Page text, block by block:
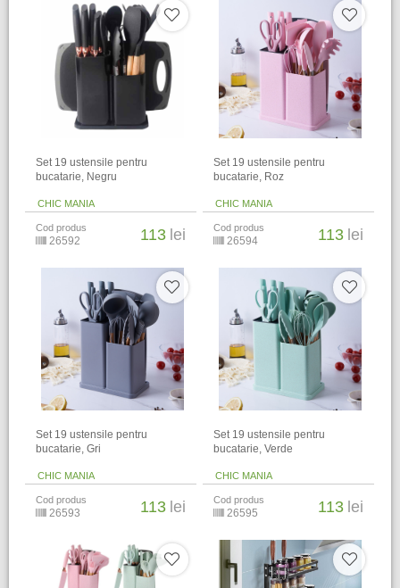
Set 19 ustensile pentru
bucatarie, Negru
CHIC MANIA
Cod produs
26592 113 lei
Set 19 ustensile pentru
bucatarie, Roz
CHIC MANIA
Cod produs
26594 113 lei
Set 19 ustensile pentru
bucatarie, Gri
CHIC MANIA
Cod produs
26593 113 lei
Set 19 ustensile pentru
bucatarie, Verde
CHIC MANIA
Cod produs
26595 113 lei